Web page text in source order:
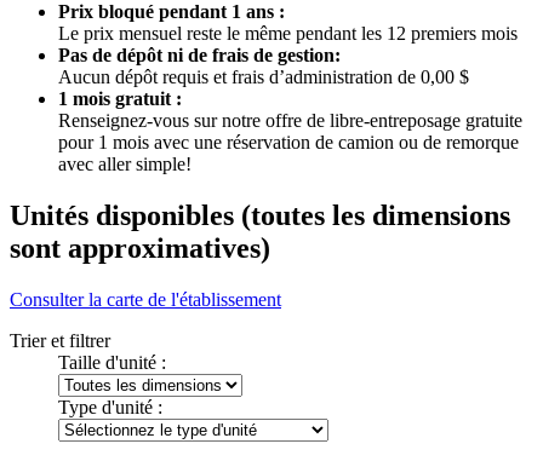
Prix bloqué pendant 1 ans :
Le prix mensuel reste le même pendant les 12 premiers mois
Pas de dépôt ni de frais de gestion:
Aucun dépôt requis et frais d’administration de 0,00 $
1 mois gratuit :
Renseignez-vous sur notre offre de libre-entreposage gratuite
pour 1 mois avec une réservation de camion ou de remorque
avec aller simple!
Unités disponibles (toutes les dimensions
sont approximatives)
Consulter la carte de l'établissement
Trier et filtrer
Taille d'unité :
Type d'unité :